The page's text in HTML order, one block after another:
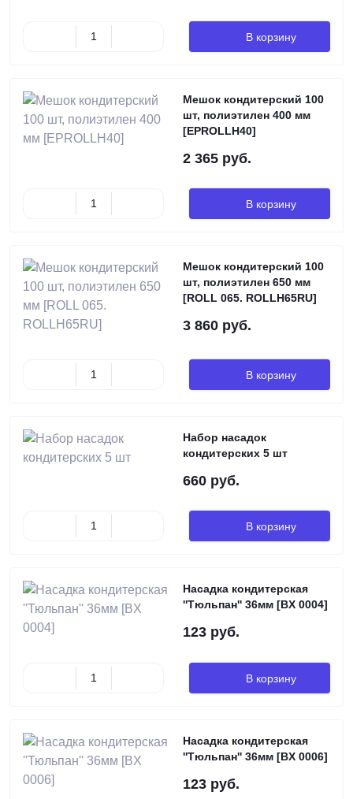
В корзину
Мешок кондитерский 100
шт, полиэтилен 400 мм
[EPROLLH40]
2 365 руб.
В корзину
Мешок кондитерский 100
шт, полиэтилен 650 мм
[ROLL 065. ROLLH65RU]
3 860 руб.
В корзину
Набор насадок
кондитерских 5 шт
660 руб.
В корзину
Насадка кондитерская
''Тюльпан'' 36мм [BX 0004]
123 руб.
В корзину
Насадка кондитерская
''Тюльпан'' 36мм [BX 0006]
123 руб.